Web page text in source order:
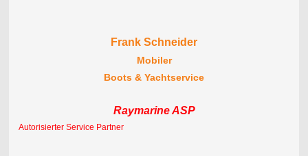
Frank Schneider
Mobiler
Boots & Yachtservice
Raymarine ASP
Autorisierter Service Partner